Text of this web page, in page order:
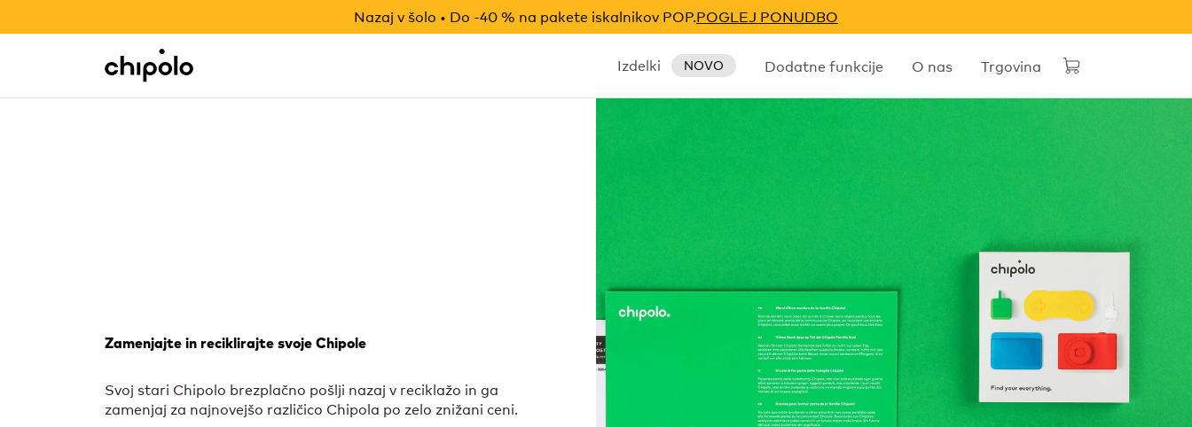
Nazaj v šolo • Do -40 % na pakete iskalnikov POP.POGLEJ PONUDBO
Chipolo - Home page Izdelki NOVO Dodatne funkcije O nas Trgovina
Integracije
Zamenjajte in reciklirajte svoje Chipole
Svoj stari Chipolo brezplačno pošlji nazaj v reciklažo in ga
zamenjaj za najnovejšo različico Chipola po zelo znižani ceni.